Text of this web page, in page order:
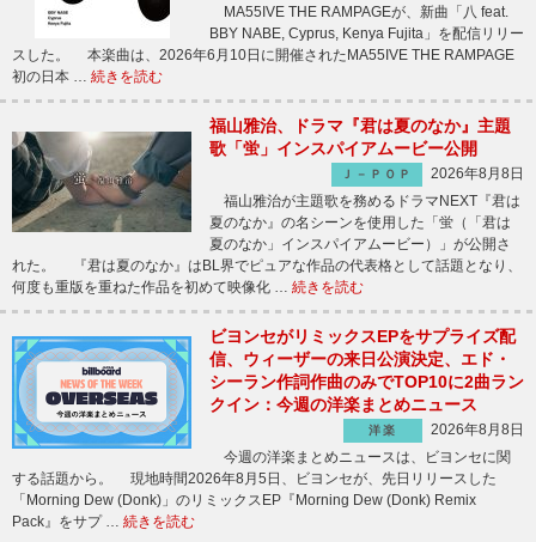
MA55IVE THE RAMPAGEが、新曲「八 feat.
BBY NABE, Cyprus, Kenya Fujita」を配信リリー
スした。 本楽曲は、2026年6月10日に開催されたMA55IVE THE RAMPAGE
初の日本 … 続きを読む
福山雅治、ドラマ『君は夏のなか』主題
歌「蛍」インスパイアムービー公開
Ｊ－ＰＯＰ
2026年8月8日
福山雅治が主題歌を務めるドラマNEXT『君は
夏のなか』の名シーンを使用した「蛍（「君は
夏のなか」インスパイアムービー）」が公開さ
れた。 『君は夏のなか』はBL界でピュアな作品の代表格として話題となり、
何度も重版を重ねた作品を初めて映像化 … 続きを読む
ビヨンセがリミックスEPをサプライズ配
信、ウィーザーの来日公演決定、エド・
シーラン作詞作曲のみでTOP10に2曲ラン
クイン：今週の洋楽まとめニュース
洋楽
2026年8月8日
今週の洋楽まとめニュースは、ビヨンセに関
する話題から。 現地時間2026年8月5日、ビヨンセが、先日リリースした
「Morning Dew (Donk)」のリミックスEP『Morning Dew (Donk) Remix
Pack』をサプ … 続きを読む